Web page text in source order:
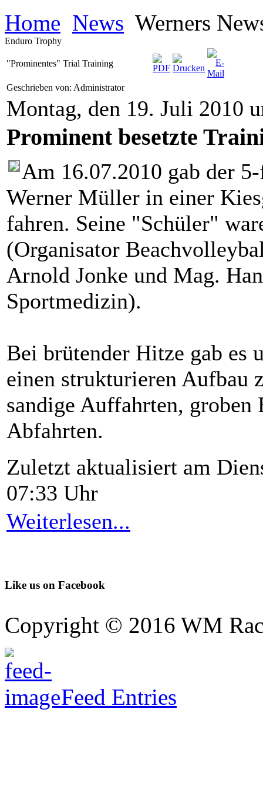
Home News Werners
Enduro Trophy
"Prominentes" Trial Training
Geschrieben von: Administrator
Montag, den 19. Juli 2010
Prominent besetzte
Am 16.07.2010 gab der
Werner Müller in einer
fahren. Seine "Schüler"
(Organisator
Arnold Jonke und Mag.
Sportmedizin).
Bei brütender Hitze gab es
einen strukturieren Aufbau
sandige Auffahrten,
Abfahrten.
Zuletzt aktualisiert am
07:33 Uhr
Weiterlesen...
Like us on Facebook
Copyright © 2016 WM
Feed Entries